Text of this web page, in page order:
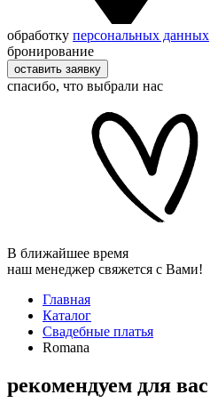
обработку персональных данных
бронирование
оставить заявку
спасибо, что выбрали нас
В ближайшее время
наш менеджер свяжется с Вами!
Главная
Каталог
Свадебные платья
Romana
рекомендуем для вас